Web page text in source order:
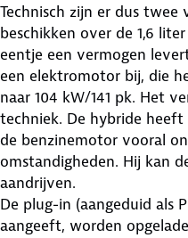
Technisch zijn er dus
beschikken over de 1,6
eentje een vermogen
een elektromotor bij, die
naar 104 kW/141 pk. Het
techniek. De hybride
de benzinemotor vooral
omstandigheden. Hij kan
aandrijven.
De plug-in (aangeduid als
aangeeft, worden